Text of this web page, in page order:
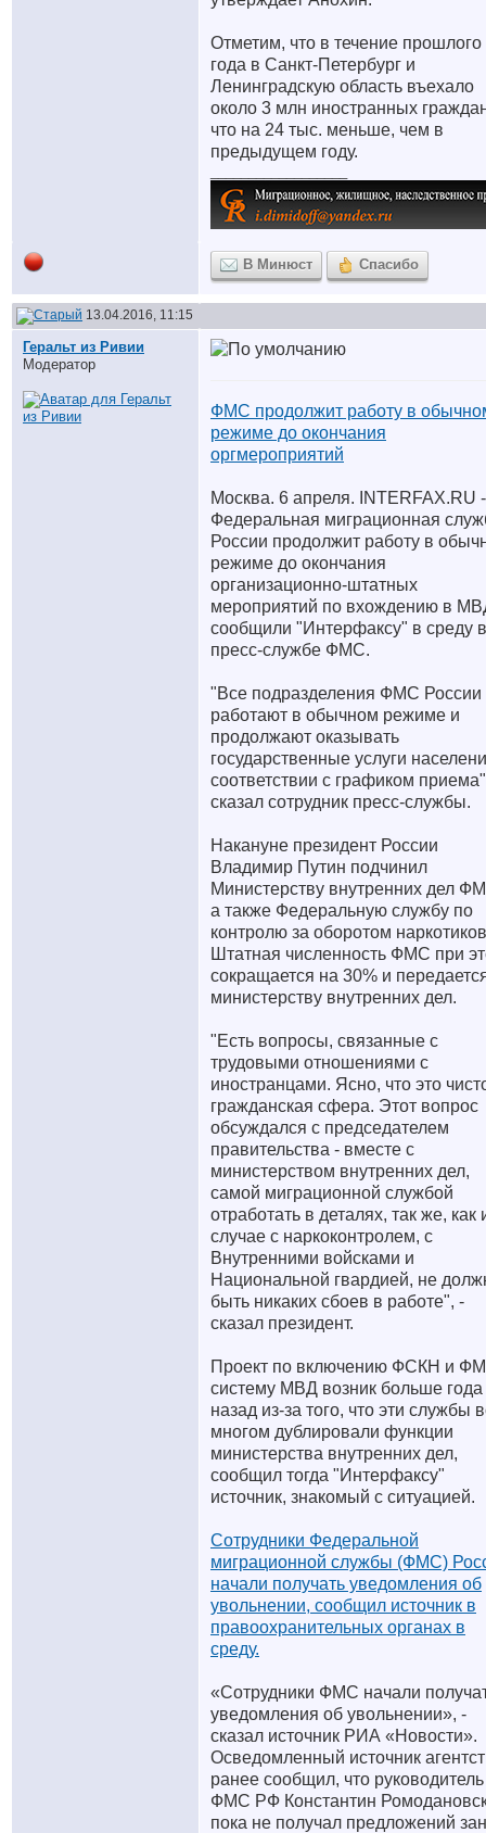
Отметим, что в течение прошлого
года в Санкт-Петербург и
Ленинградскую область въехало
около 3 млн иностранных
что на 24 тыс. меньше, чем в
предыдущем году.
В Минюст Спасибо
13.04.2016, 11:15
Геральт из Ривии
Модератор
ФМС продолжит работу в
режиме до окончания
оргмероприятий
Москва. 6 апреля. INTERFAX.RU -
Федеральная миграционная
России продолжит работу в
режиме до окончания
организационно-штатных
мероприятий по вхождению в
сообщили "Интерфаксу" в среду в
пресс-службе ФМС.
"Все подразделения ФМС России
работают в обычном режиме и
продолжают оказывать
государственные услуги
соответствии с графиком
сказал сотрудник пресс-службы.
Накануне президент России
Владимир Путин подчинил
Министерству внутренних дел
а также Федеральную службу по
контролю за оборотом
Штатная численность ФМС при
сокращается на 30% и
министерству внутренних дел.
"Есть вопросы, связанные с
трудовыми отношениями с
иностранцами. Ясно, что это
гражданская сфера. Этот вопрос
обсуждался с председателем
правительства - вместе с
министерством внутренних дел,
самой миграционной службой
отработать в деталях, так же, как
случае с наркоконтролем, с
Внутренними войсками и
Национальной гвардией, не
быть никаких сбоев в работе", -
сказал президент.
Проект по включению ФСКН и
систему МВД возник больше года
назад из-за того, что эти службы
многом дублировали функции
министерства внутренних дел,
сообщил тогда "Интерфаксу"
источник, знакомый с ситуацией.
Сотрудники Федеральной
миграционной службы (ФМС)
начали получать уведомления об
увольнении, сообщил источник в
правоохранительных органах в
среду.
«Сотрудники ФМС начали
уведомления об увольнении», -
сказал источник РИА «Новости».
Осведомленный источник
ранее сообщил, что руководитель
ФМС РФ Константин
пока не получал предложений